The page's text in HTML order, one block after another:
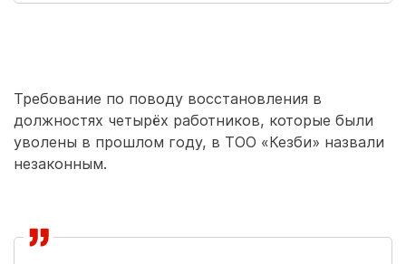
Требование по поводу восстановления в
должностях четырёх работников, которые были
уволены в прошлом году, в ТОО «Кезби» назвали
незаконным.